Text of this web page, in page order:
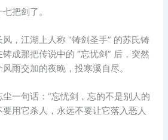
把剑了。
，江湖上人称 “铸剑圣手” 的苏氏铸
成那把传说中的 “忘忧剑” 后，突然
雨交加的夜晚，投寒溪自尽。
一句话：“忘忧剑，忘的不是别人的
用它杀人，永远不要让它落入恶人